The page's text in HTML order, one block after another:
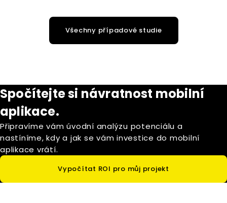
Všechny případové studie
Spočítejte si návratnost mobilní
aplikace.
Připravíme vám úvodní analýzu potenciálu a
nastíníme, kdy a jak se vám investice do mobilní
aplikace vrátí.
Vypočítat ROI pro můj projekt